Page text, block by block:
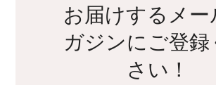
お届けするメー
ガジンにご登録
さい！